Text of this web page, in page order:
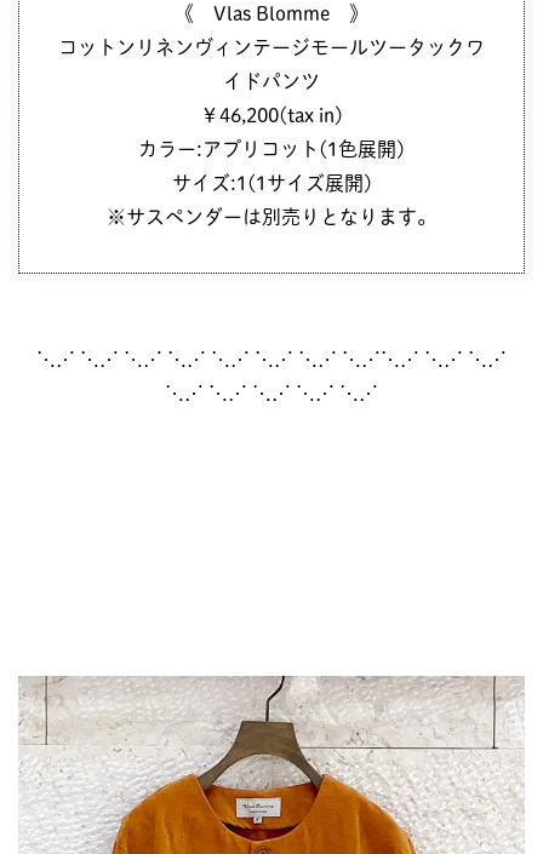
《 Vlas Blomme 》
コットンリネンヴィンテージモールツータックワ
イドパンツ
￥46,200(tax in)
カラー:アプリコット(1色展開)
サイズ:1(1サイズ展開)
※サスペンダーは別売りとなります。
⋱⋰ ⋱⋰ ⋱⋰ ⋱⋰ ⋱⋰ ⋱⋰ ⋱⋰ ⋱⋰⋱⋰ ⋱⋰ ⋱⋰
⋱⋰ ⋱⋰ ⋱⋰ ⋱⋰ ⋱⋰